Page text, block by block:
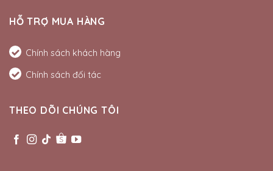
HỖ TRỢ MUA HÀNG
Chính sách khách hàng
Chính sách đối tác
THEO DÕI CHÚNG TÔI